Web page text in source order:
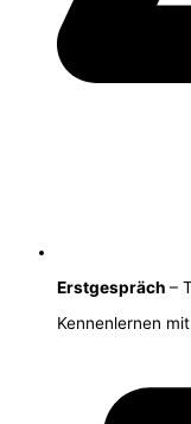
Erstgespräch –
Kennenlernen